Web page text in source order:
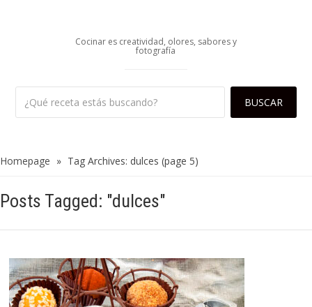
Cocinar es creatividad, olores, sabores y
fotografía
Homepage » Tag Archives: dulces (page 5)
Posts Tagged: "dulces"